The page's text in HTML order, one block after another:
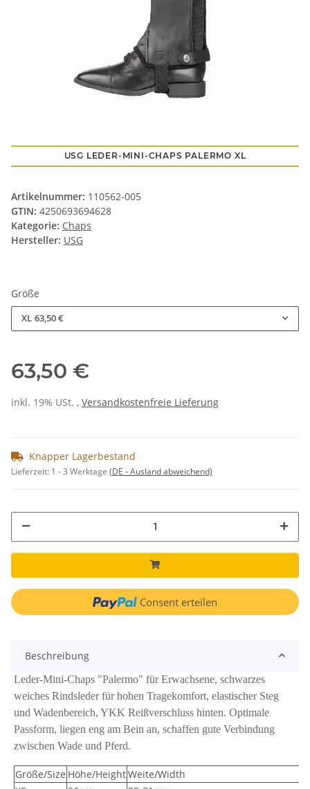
USG LEDER-MINI-CHAPS PALERMO XL
Artikelnummer: 110562-005
GTIN: 4250693694628
Kategorie: Chaps
Hersteller: USG
Größe
XL 63,50 €
63,50 €
inkl. 19% USt. , Versandkostenfreie Lieferung
Knapper Lagerbestand
Lieferzeit: 1 - 3 Werktage (DE - Ausland abweichend)
Consent erteilen
Beschreibung
Leder-Mini-Chaps "Palermo" für Erwachsene, schwarzes
weiches Rindsleder für hohen Tragekomfort, elastischer Steg
und Wadenbereich, YKK Reißverschluss hinten. Optimale
Passform, liegen eng am Bein an, schaffen gute Verbindung
zwischen Wade und Pferd.
Größe/Size Höhe/HeightWeite/Width